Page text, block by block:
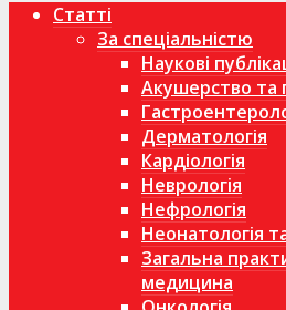
Статті
За спеціальністю
Наукові
Акушерство та
Дерматологія
Кардіологія
Неврологія
Нефрологія
Неонатологія
Загальна
медицина